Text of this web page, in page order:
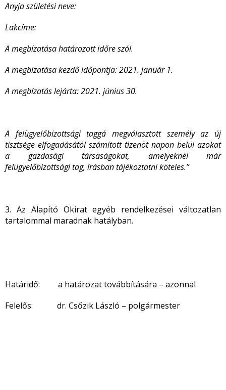
Anyja születési neve:
Lakcíme:
A megbízatása határozott időre szól.
A megbízatása kezdő időpontja: 2021. január 1.
A megbízatás lejárta: 2021. június 30.
A felügyelőbizottsági taggá megválasztott személy az új
tisztsége elfogadásától számított tizenöt napon belül azokat
a gazdasági társaságokat, amelyeknél már
felügyelőbizottsági tag, írásban tájékoztatni köteles.”
3. Az Alapító Okirat egyéb rendelkezései változatlan
tartalommal maradnak hatályban.
Határidő: a határozat továbbítására – azonnal
Felelős: dr. Csőzik László – polgármester